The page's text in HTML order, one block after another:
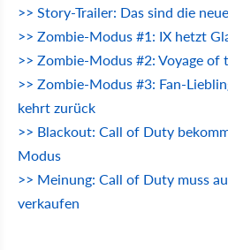
>> Story-Trailer: Das sind die
>> Zombie-Modus #1: IX hetzt
>> Zombie-Modus #2: Voyage
>> Zombie-Modus #3: Fan-
kehrt zurück
>> Blackout: Call of Duty
Modus
>> Meinung: Call of Duty muss
verkaufen